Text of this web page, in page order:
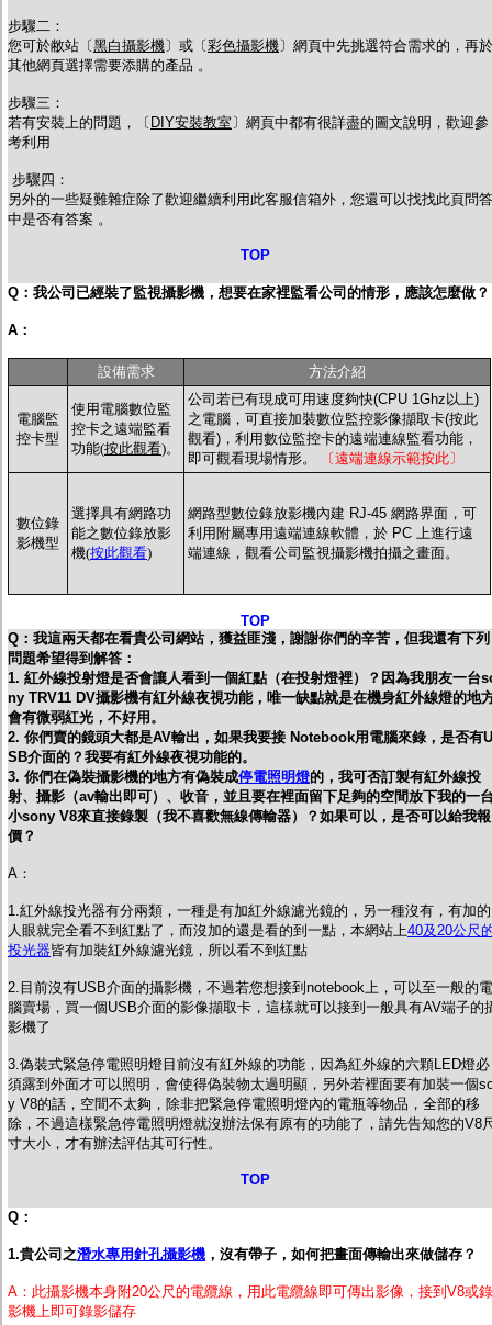
步驟二：
您可於敝站〔黑白攝影機〕或〔彩色攝影機〕網頁中先挑選符合需求的，再於
其他網頁選擇需要添購的產品 。
步驟三：
若有安裝上的問題，〔 DIY安裝教室 〕網頁中都有很詳盡的圖文說明，歡迎參
考利用
步驟四：
另外的一些疑難雜症除了歡迎繼續利用此客服信箱外，您還可以找找此頁問答
中是否有答案 。
TOP
Q：我公司已經裝了監視攝影機，想要在家裡監看公司的情形，應該怎麼做？
A：
設備需求 方法介紹
電腦監
控卡型
使用電腦數位監
控卡之遠端監看
功能(按此觀看)。
公司若已有現成可用速度夠快(CPU 1Ghz以上)
之電腦，可直接加裝數位監控影像擷取卡(按此
觀看)，利用數位監控卡的遠端連線監看功能，
即可觀看現場情形。
〔遠端連線示範按此〕
數位錄
影機型
選擇具有網路功
能之數位錄放影
機(按此觀看)
網路型數位錄放影機內建 RJ-45 網路界面，可
利用附屬專用遠端連線軟體，於 PC 上進行遠
端連線，觀看公司監視攝影機拍攝之畫面。
TOP
Q：我這兩天都在看貴公司網站，獲益匪淺，謝謝你們的辛苦，但我還有下列
問題希望得到解答：
1. 紅外線投射燈是否會讓人看到一個紅點（在投射燈裡）？因為我朋友一台
ny TRV11 DV攝影機有紅外線夜視功能，唯一缺點就是在機身紅外線燈的地
會有微弱紅光，不好用。
2. 你們賣的鏡頭大都是AV輸出，如果我要接 Notebook用電腦來錄，是否有U
SB介面的？我要有紅外線夜視功能的。
3. 你們在偽裝攝影機的地方有偽裝成停電照明燈的，我可否訂製有紅外線投
射、攝影（av輸出即可）、收音，並且要在裡面留下足夠的空間放下我的一
小sony V8來直接錄製（我不喜歡無線傳輸器）？如果可以，是否可以給我報
價？
A：
1.紅外線投光器有分兩類，一種是有加紅外線濾光鏡的，另一種沒有，有加的
人眼就完全看不到紅點了，而沒加的還是看的到一點，本網站上40及20公尺
投光器皆有加裝紅外線濾光鏡，所以看不到紅點
2.目前沒有USB介面的攝影機，不過若您想接到notebook上，可以至一般的電
腦賣場，買一個USB介面的影像擷取卡，這樣就可以接到一般具有AV端子的
影機了
3.偽裝式緊急停電照明燈目前沒有紅外線的功能，因為紅外線的六顆LED燈必
須露到外面才可以照明，會使得偽裝物太過明顯，另外若裡面要有加裝一個
y V8的話，空間不太夠，除非把緊急停電照明燈內的電瓶等物品，全部的移
除，不過這樣緊急停電照明燈就沒辦法保有原有的功能了，請先告知您的V8
寸大小，才有辦法評估其可行性。
TOP
Q：
1.貴公司之潛水專用針孔攝影機 ，沒有帶子，如何把畫面傳輸出來做儲存？
A：此攝影機本身附20公尺的電纜線，用此電纜線即可傳出影像，接到V8或錄
影機上即可錄影儲存